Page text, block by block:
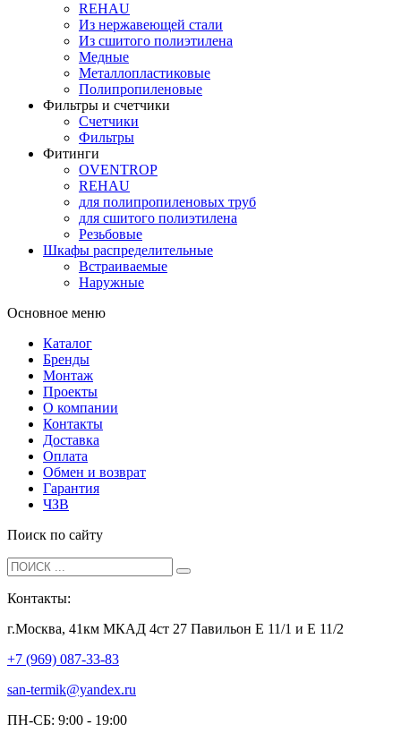
REHAU
Из нержавеющей стали
Из сшитого полиэтилена
Медные
Металлопластиковые
Полипропиленовые
Фильтры и счетчики
Счетчики
Фильтры
Фитинги
OVENTROP
REHAU
для полипропиленовых труб
для сшитого полиэтилена
Резьбовые
Шкафы распределительные
Встраиваемые
Наружные
Основное меню
Каталог
Бренды
Монтаж
Проекты
О компании
Контакты
Доставка
Оплата
Обмен и возврат
Гарантия
ЧЗВ
Поиск по сайту
Контакты:
г.Москва, 41км МКАД 4ст 27 Павильон Е 11/1 и Е 11/2
+7 (969) 087-33-83
san-termik@yandex.ru
ПН-СБ: 9:00 - 19:00